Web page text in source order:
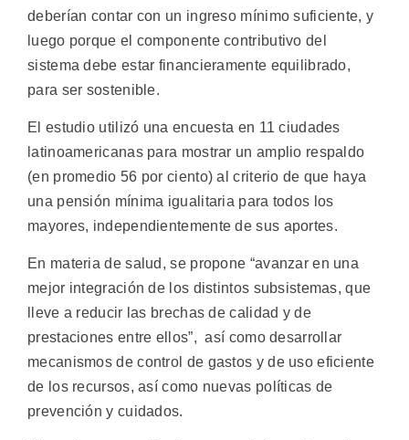
deberían contar con un ingreso mínimo suficiente, y
luego porque el componente contributivo del
sistema debe estar financieramente equilibrado,
para ser sostenible.
El estudio utilizó una encuesta en 11 ciudades
latinoamericanas para mostrar un amplio respaldo
(en promedio 56 por ciento) al criterio de que haya
una pensión mínima igualitaria para todos los
mayores, independientemente de sus aportes.
En materia de salud, se propone “avanzar en una
mejor integración de los distintos subsistemas, que
lleve a reducir las brechas de calidad y de
prestaciones entre ellos”, así como desarrollar
mecanismos de control de gastos y de uso eficiente
de los recursos, así como nuevas políticas de
prevención y cuidados.